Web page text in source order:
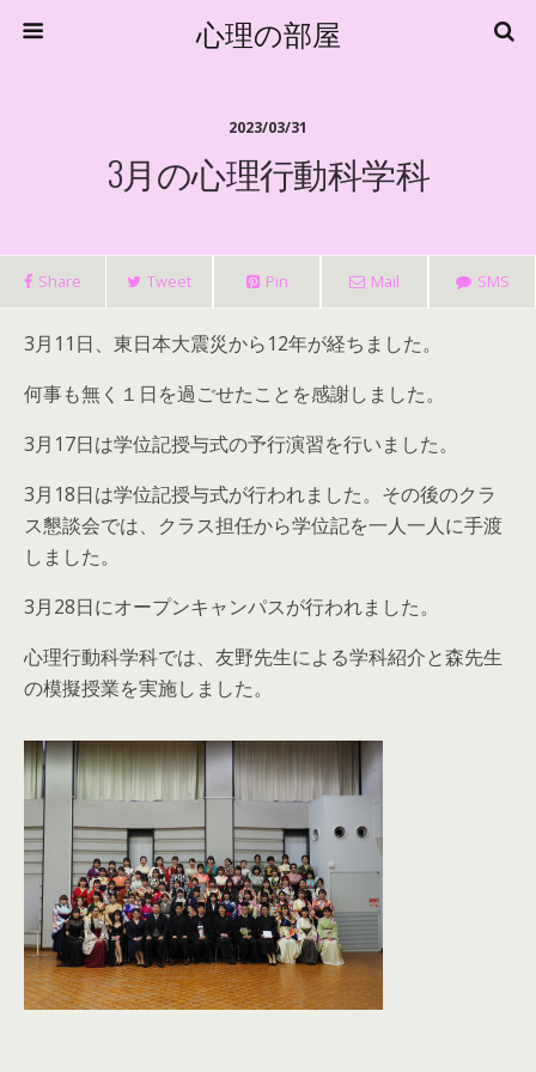
心理の部屋
2023/03/31
3月の心理行動科学科
Share Tweet Pin Mail SMS
3月11日、東日本大震災から12年が経ちました。
何事も無く１日を過ごせたことを感謝しました。
3月17日は学位記授与式の予行演習を行いました。
3月18日は学位記授与式が行われました。その後のクラ
ス懇談会では、クラス担任から学位記を一人一人に手渡
しました。
3月28日にオープンキャンパスが行われました。
心理行動科学科では、友野先生による学科紹介と森先生
の模擬授業を実施しました。